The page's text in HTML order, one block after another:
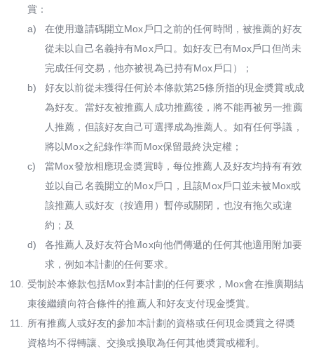
賞：
a)
在使用邀請碼開立Mox戶口之前的任何時間，被推薦的好友
從未以自己名義持有Mox戶口。如好友已有Mox⼾⼝但尚未
完成任何交易，他亦被視為已持有Mox⼾⼝）；
b)
好友以前從未獲得任何於本條款第25條所指的現金奬賞或成
為好友。當好友被推薦人成功推薦後，將不能再被另一推薦
人推薦，但該好友自己可選擇成為推薦人。如有任何爭議，
將以Mox之紀錄作準而Mox保留最終決定權；
c)
當Mox發放相應現金奬賞時，每位推薦人及好友均持有有效
並以自己名義開立的Mox戶口，且該Mox戶口並未被Mox或
該推薦人或好友（按適用）暫停或關閉，也沒有拖欠或違
約；及
d)
各推薦人及好友符合Mox向他們傳遞的任何其他適用附加要
求，例如本計劃的任何要求。
10.
受制於本條款包括Mox對本計劃的任何要求，Mox會在推廣期結
束後繼續向符合條件的推薦人和好友支付現金獎賞。
11.
所有推薦人或好友的參加本計劃的資格或任何現金奬賞之得奬
資格均不得轉讓、交換或換取為任何其他奬賞或權利。